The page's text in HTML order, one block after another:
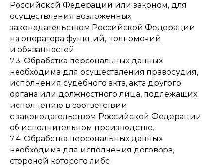
Российской Федерации или законом, для
осуществления возложенных
законодательством Российской Федерации
на оператора функций, полномочий
и обязанностей.
7.3. Обработка персональных данных
необходима для осуществления правосудия,
исполнения судебного акта, акта другого
органа или должностного лица, подлежащих
исполнению в соответствии
с законодательством Российской Федерации
об исполнительном производстве.
7.4. Обработка персональных данных
необходима для исполнения договора,
стороной которого либо